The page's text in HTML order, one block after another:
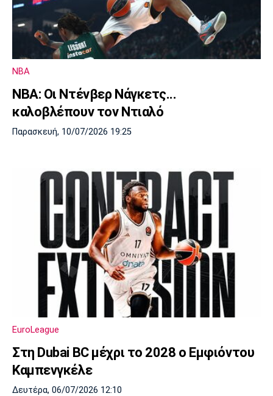
NBA
NBA: Οι Ντένβερ Νάγκετς...
καλοβλέπουν τον Ντιαλό
Παρασκευή, 10/07/2026 19:25
EuroLeague
Στη Dubai BC μέχρι το 2028 ο Εμφιόντου
Καμπενγκέλε
Δευτέρα, 06/07/2026 12:10